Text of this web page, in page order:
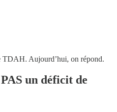
Aujourd’hui, on répond.
un déficit de